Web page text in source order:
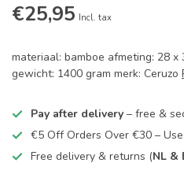
€25,95 Incl. tax
materiaal: bamboe afmeting: 28 x
gewicht: 1400 gram merk: Ceruzo
Pay after delivery – free &
€5 Off Orders Over €30 –
Free delivery & returns (NL &